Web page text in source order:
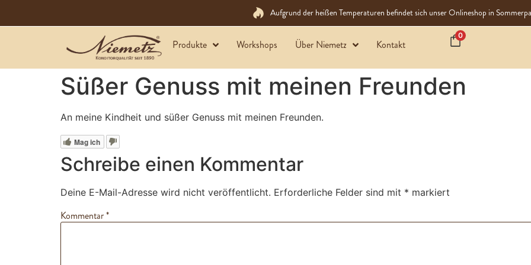
Aufgrund der heißen Temperaturen befindet sich unser Onlineshop in
Produkte Workshops Über Niemetz Kontakt
0
Süßer Genuss mit meinen Freunden
An meine Kindheit und süßer Genuss mit meinen Freunden.
Mag ich
Schreibe einen Kommentar
Deine E-Mail-Adresse wird nicht veröffentlicht. Erforderliche Felder sind mit * markiert
Kommentar*